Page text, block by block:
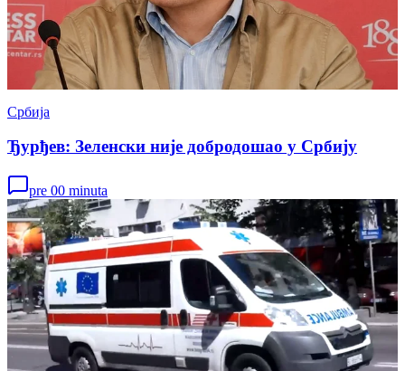
Србија
Ђурђев: Зеленски није добродошао у Србију
pre 00 minuta